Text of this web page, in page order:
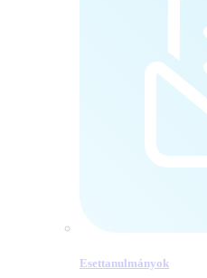
Esettanulmányok